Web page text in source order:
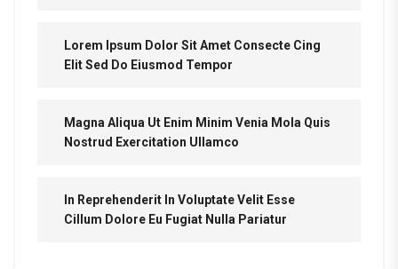
Lorem Ipsum Dolor Sit Amet Consecte Cing
Elit Sed Do Eiusmod Tempor
Magna Aliqua Ut Enim Minim Venia Mola Quis
Nostrud Exercitation Ullamco
In Reprehenderit In Voluptate Velit Esse
Cillum Dolore Eu Fugiat Nulla Pariatur